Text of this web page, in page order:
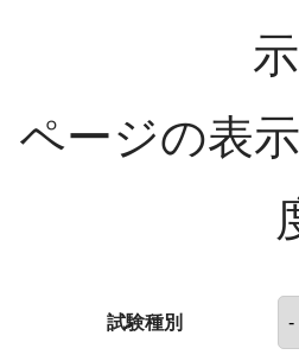
ページの表
試験種別